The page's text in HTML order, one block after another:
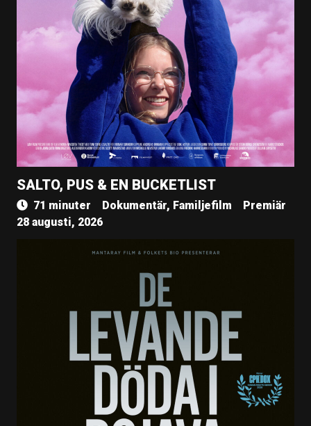
SALTO, PUS & EN BUCKETLIST
71 minuter Dokumentär, Familjefilm
Premiär
28 augusti, 2026